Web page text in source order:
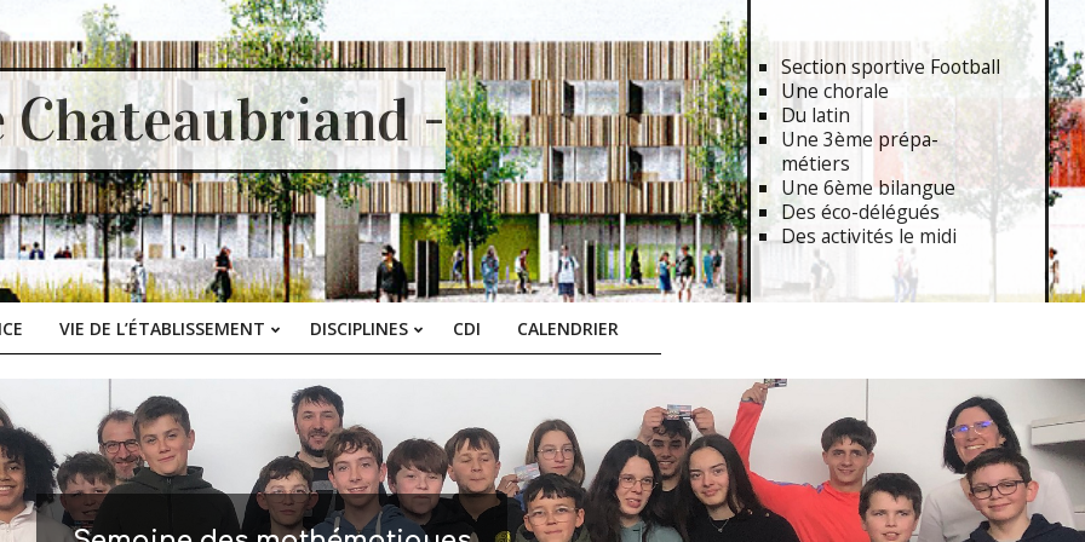
Chateaubriand -
Section sportive Football
Une chorale
Du latin
Une 3ème prépa-
métiers
Une 6ème bilangue
Des éco-délégués
Des activités le midi
Primary
Menu
VIE DE L’ÉTABLISSEMENT DISCIPLINES CDI CALENDRIER